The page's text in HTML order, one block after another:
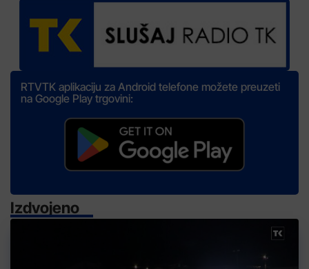
RTVTK aplikaciju za Android telefone možete preuzeti
na Google Play trgovini:
Izdvojeno